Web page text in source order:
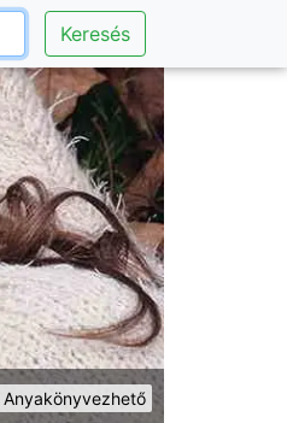
Keresés
Anyakönyvezhető